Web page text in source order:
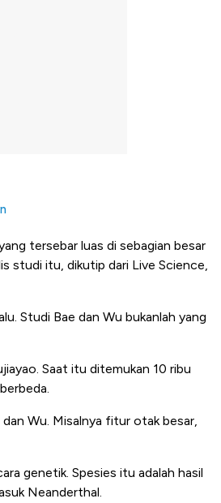
tersebar luas di sebagian besar
studi itu, dikutip dari Live Science,
Studi Bae dan Wu bukanlah yang
Saat itu ditemukan 10 ribu
Wu. Misalnya fitur otak besar,
genetik. Spesies itu adalah hasil
Neanderthal.